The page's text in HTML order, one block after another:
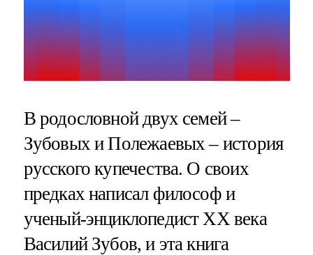
В родословной двух семей –
Зубовых и Полежаевых – история
русского купечества. О своих
предках написал философ и
ученый-энциклопедист XX века
Василий Зубов, и эта книга